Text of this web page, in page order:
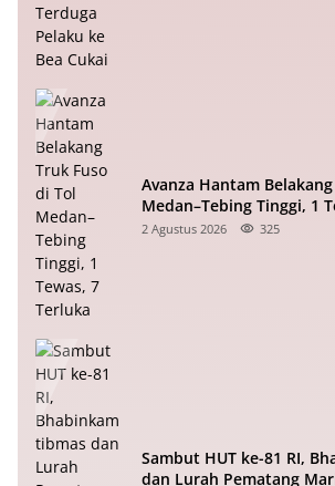
Avanza Hantam
Medan–Tebing Tinggi, 1
2 Agustus 2026 325
Sambut HUT ke-81 RI,
dan Lurah Pematang